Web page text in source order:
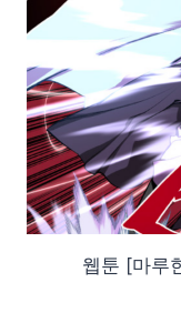
웹툰 [마루